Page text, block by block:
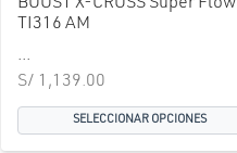
TI316 AM
...
S/ 1,139.00
SELECCIONAR OPCIONES